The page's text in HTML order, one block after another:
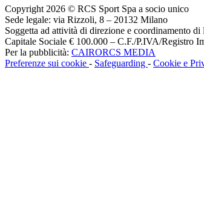
Copyright 2026 © RCS Sport Spa a socio unico
Sede legale: via Rizzoli, 8 – 20132 Milano
Soggetta ad attività di direzione e coordinamento
Capitale Sociale € 100.000 – C.F./P.IVA/Registro
Per la pubblicità: CAIRORCS MEDIA
Preferenze sui cookie - Safeguarding - Cookie e